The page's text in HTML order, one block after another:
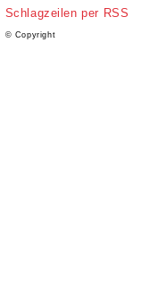
Schlagzeilen per RSS
© Copyright